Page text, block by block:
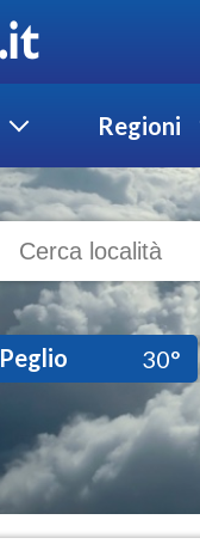
Regioni
Peglio 30°